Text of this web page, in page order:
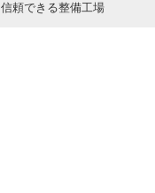
信頼できる整備工場